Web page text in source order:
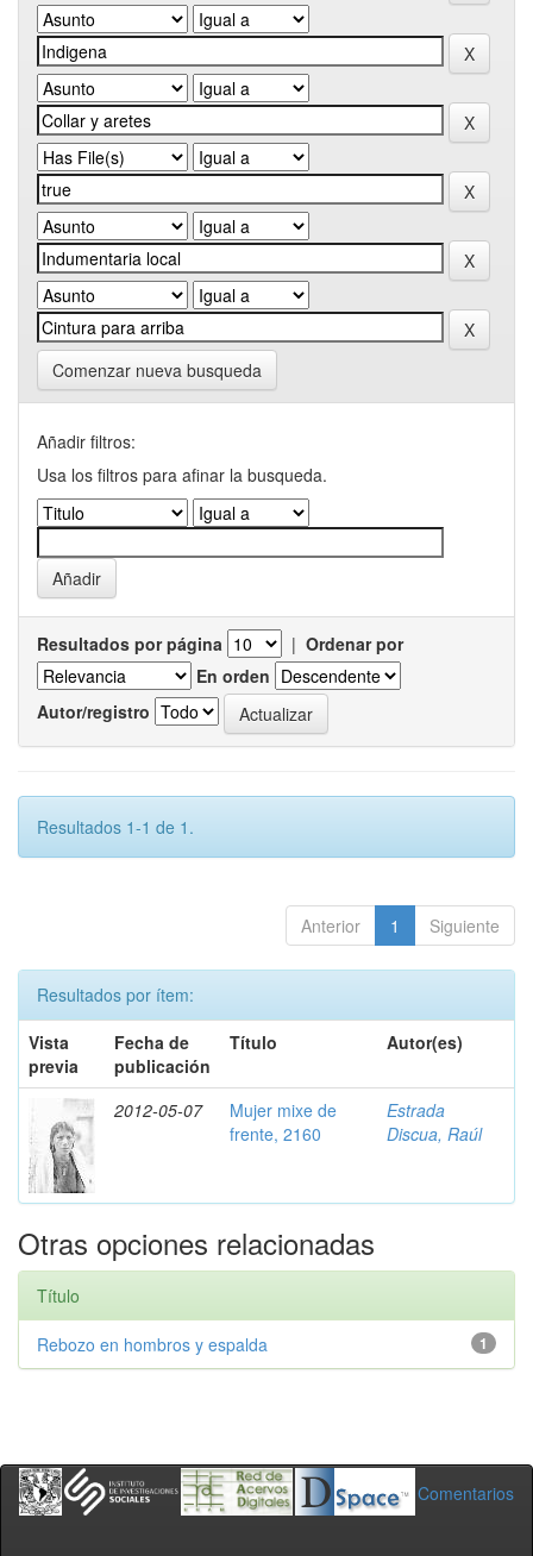
Comenzar nueva busqueda
Añadir filtros:
Usa los filtros para afinar la busqueda.
Resultados por página | Ordenar por
En orden
Autor/registro
Resultados 1-1 de 1.
Anterior 1 Siguiente
Resultados por ítem:
Vista
previa
Fecha de
publicación
Título Autor(es)
2012-05-07
Mujer mixe de
frente, 2160
Estrada
Discua, Raúl
Otras opciones relacionadas
Título
1
Rebozo en hombros y espalda
Comentarios